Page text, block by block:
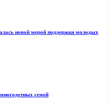
новой мерой поддержки молодых
семей